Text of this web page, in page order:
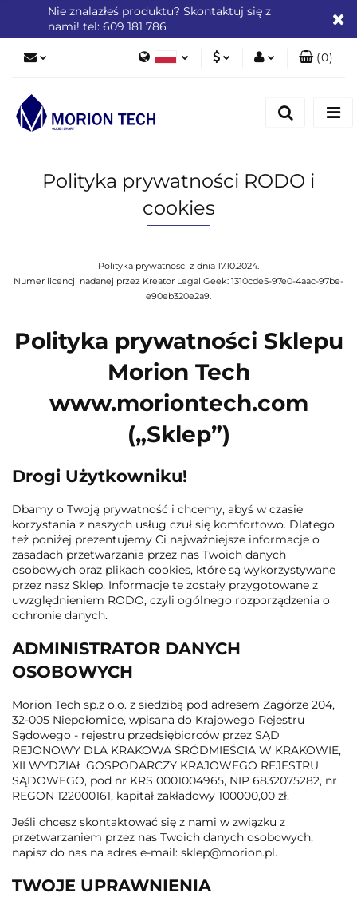
Nie znalazłeś produktu? Skontaktuj się z
nami! tel: 609 181 786
English
Zgody cookies
(0)
Polityka prywatności RODO i
cookies
Polityka prywatności z dnia 17.10.2024.
Numer licencji nadanej przez Kreator Legal Geek: 1310cde5-97e0-4aac-97be-
e90eb320e2a9
Polityka prywatności Sklepu
Morion Tech
www.moriontech.com
(„Sklep”)
Drogi Użytkowniku!
Dbamy o Twoją prywatność i chcemy, abyś w czasie
korzystania z naszych usług czuł się komfortowo. Dlatego
też poniżej prezentujemy Ci najważniejsze informacje o
zasadach przetwarzania przez nas Twoich danych
osobowych oraz plikach cookies, które są wykorzystywane
przez nasz Sklep. Informacje te zostały przygotowane z
uwzględnieniem RODO, czyli ogólnego rozporządzenia o
ochronie danych.
ADMINISTRATOR DANYCH
OSOBOWYCH
Morion Tech sp.z o.o. z siedzibą pod adresem Zagórze 204,
32-005 Niepołomice, wpisana do Krajowego Rejestru
Sądowego - rejestru przedsiębiorców przez SĄD
REJONOWY DLA KRAKOWA ŚRÓDMIEŚCIA W KRAKOWIE,
XII WYDZIAŁ GOSPODARCZY KRAJOWEGO REJESTRU
SĄDOWEGO, pod nr KRS 0001004965, NIP 6832075282, nr
REGON 122000161, kapitał zakładowy 100000,00 zł.
Jeśli chcesz skontaktować się z nami w związku z
przetwarzaniem przez nas Twoich danych osobowych,
napisz do nas na adres e-mail: sklep@morion.pl.
TWOJE UPRAWNIENIA